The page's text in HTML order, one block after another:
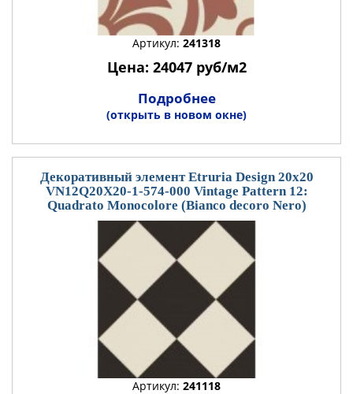
Артикул: 241318
Цена: 24047 руб/м2
Подробнее
(открыть в новом окне)
Декоративный элемент Etruria Design 20x20
VN12Q20X20-1-574-000 Vintage Pattern 12:
Quadrato Monocolore (Bianco decoro Nero)
Артикул: 241118